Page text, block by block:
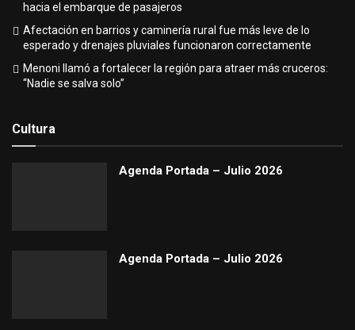
hacia el embarque de pasajeros
Afectación en barrios y caminería rural fue más leve de lo
esperado y drenajes pluviales funcionaron correctamente
Menoni llamó a fortalecer la región para atraer más cruceros:
“Nadie se salva solo”
Cultura
Agenda Portada – Julio 2026
Agenda Portada – Julio 2026